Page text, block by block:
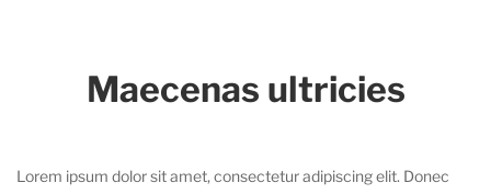
Maecenas ultricies
Lorem ipsum dolor sit amet, consectetur adipiscing elit. Donec